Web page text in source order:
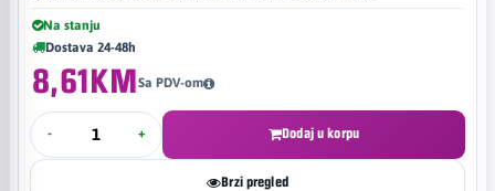
Na stanju
Dostava 24-48h
8,61KMSa PDV-om
- + Dodaj u korpu
Brzi pregled